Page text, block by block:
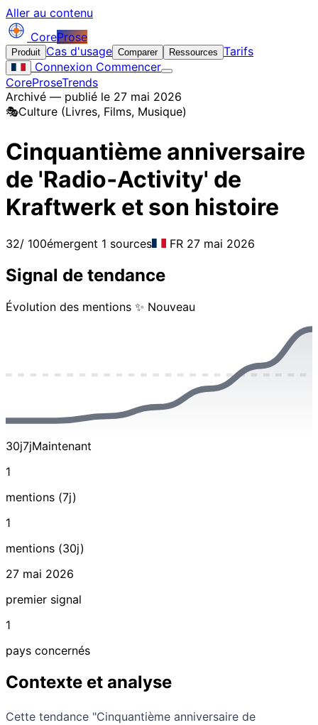
Aller au contenu
CoreProse
Produit Cas d'usage Comparer Ressources Tarifs
Connexion Commencer
CoreProseTrends
Archivé — publié le 27 mai 2026
🎭Culture (Livres, Films, Musique)
Cinquantième anniversaire
de 'Radio‑Activity' de
Kraftwerk et son histoire
32/ 100émergent 1 sources FR 27 mai 2026
Signal de tendance
Évolution des mentions ✨ Nouveau
30j7jMaintenant
1
mentions (7j)
1
mentions (30j)
27 mai 2026
premier signal
1
pays concernés
Contexte et analyse
Cette tendance "Cinquantième anniversaire de